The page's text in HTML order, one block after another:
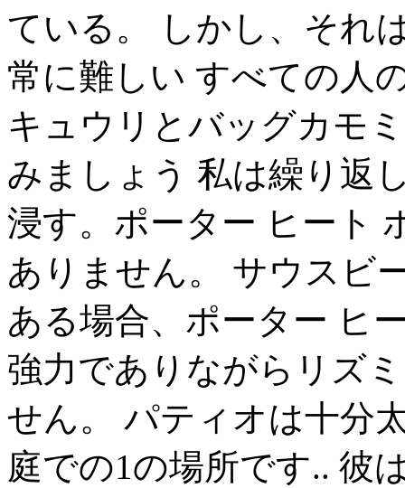
ている。 しかし、それ
常に難しい すべての人
キュウリとバッグカモ
みましょう 私は繰り返
浸す。ポーター ヒート
ありません。 サウスビ
ある場合、ポーター ヒ
強力でありながらリズ
せん。 パティオは十分
庭での1の場所です.. 彼